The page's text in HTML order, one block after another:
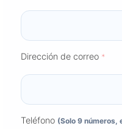
Dirección de correo *
Teléfono (Solo 9 números,